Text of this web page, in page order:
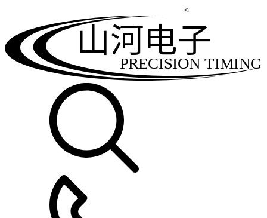
<
PRECISION TIMING
山河电子